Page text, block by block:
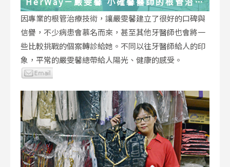
小確幸
因專業的根管治療技術，讓嚴雯馨建立了很好的口碑與
信譽，不少病患會慕名而來，甚至其他牙醫師也會將一
些比較挑戰的個案轉診給她。不同以往牙醫師給人的印
象，平常的嚴雯馨總帶給人陽光、健康的感受。